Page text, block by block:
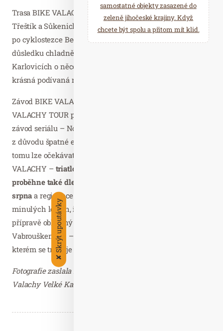
Trasa BIKE VALACHY vede od startu u hotelu Galik přes
Třeštík a Sůkenickou a zpět kolem hotelu Pod Javorem
po cyklostezce Bečva a běžkařské trase. Letos se v
důsledku chladnějšího jara probouzí příroda ve Velkých
Karlovicích o něco později, účastníky tak čeká opravdu
krásná podívaná na rozkvétající přírodu Beskyd.
Závod BIKE VALACHY je součástí sportovního seriálu
VALACHY TOUR pořádaného Resortem Valachy. První
závod seriálu – Noční stopa Valachy – musel být v únoru
z důvodu špatné epidemiologické situace zrušen. Naproti
tomu lze očekávat, že další akce následující po BIKE
VALACHY – triatlonový závod VALACHY MAN –
proběhne také dle zvyklostí. Naplánován je na 6. a 7.
srpna a registrace už jsou spuštěny. Stejně jako v
minulých letech, i letos mohou sportovci využít k
přípravě oblíbený Triatlonový kemp s Ironmanem Petrem
Vabrouškem 22. – 25. července v hotelu Lanterna, při
kterém se trénuje na trase VALACHY MANa.
Fotografie zaslala Martina Žáčková, PR manažer Resort
Valachy Velké Karlovice – děkujeme.
✘
Skrýt upoutávky
samostatné objekty zasazené do
zeleně jihočeské krajiny. Když
chcete být spolu a přitom mít klid.